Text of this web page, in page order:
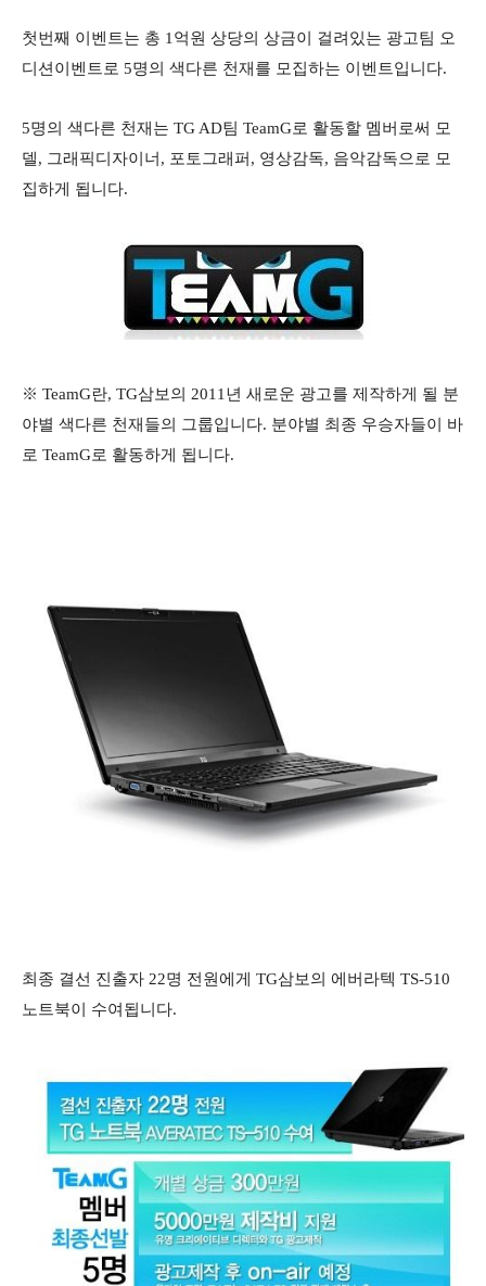
첫번째 이벤트는 총 1억원 상당의 상금이 걸려있는 광고팀 오
디션이벤트로 5명의 색다른 천재를 모집하는 이벤트입니다.
5명의 색다른 천재는 TG AD팀 TeamG로 활동할 멤버로써 모
델, 그래픽디자이너, 포토그래퍼, 영상감독, 음악감독으로 모
집하게 됩니다.
※ TeamG란, TG삼보의 2011년 새로운 광고를 제작하게 될 분
야별 색다른 천재들의 그룹입니다. 분야별 최종 우승자들이 바
로 TeamG로 활동하게 됩니다.
최종 결선 진출자 22명 전원에게 TG삼보의 에버라텍 TS-510
노트북이 수여됩니다.